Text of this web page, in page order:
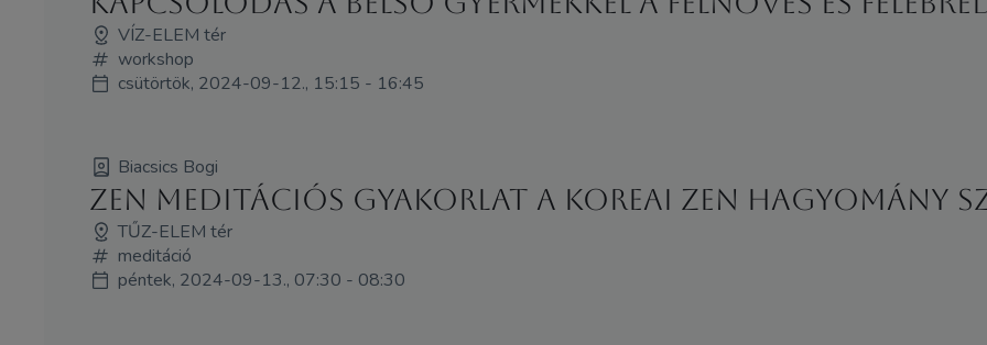
VÍZ-ELEM tér
workshop
csütörtök, 2024-09-12., 15:15 - 16:45
Biacsics Bogi
Zen meditációs gyakorlat a koreai zen hagyomány
TŰZ-ELEM tér
meditáció
péntek, 2024-09-13., 07:30 - 08:30